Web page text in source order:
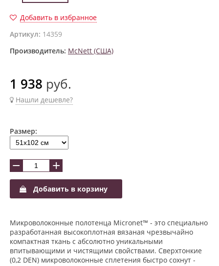
Добавить в избранное
Артикул: 14359
Производитель: McNett (США)
1 938 руб.
Нашли дешевле?
Размер:
− +
Добавить в корзину
Микроволоконные полотенца Micronet™ - это специально
разработанная высокоплотная вязаная чрезвычайно
компактная ткань с абсолютно уникальными
впитывающими и чистящими свойствами. Сверхтонкие
(0,2 DEN) микроволоконные сплетения быстро сохнут -